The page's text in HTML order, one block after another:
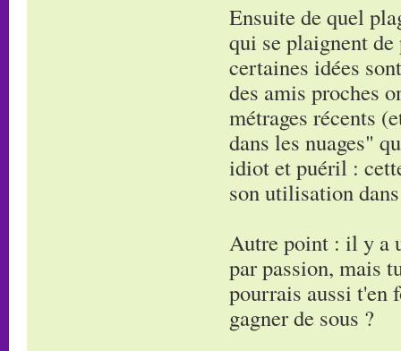
Ensuite de quel
qui se plaignent
certaines idées
des amis proches
métrages récents
dans les nuages"
idiot et puéril :
son utilisation
Autre point : il y a
par passion, mais
pourrais aussi t'en
gagner de sous ?